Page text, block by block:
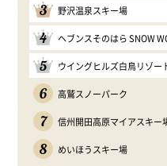
3 野沢温泉スキー場
4 ヘブンスそのはら SNOW
5 ウイングヒルズ白鳥リゾー
6 高鷲スノーパーク
7 信州開田高原マイアスキー
8 めいほうスキー場